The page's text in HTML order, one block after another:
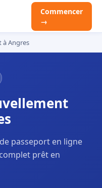
Commencer
→
à Angres
passeport en ligne
prêt en